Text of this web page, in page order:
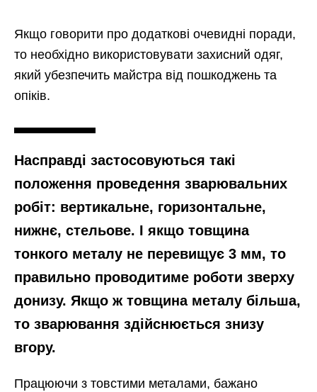
Якщо говорити про додаткові очевидні поради,
то необхідно використовувати захисний одяг,
який убезпечить майстра від пошкоджень та
опіків.
Насправді застосовуються такі
положення проведення зварювальних
робіт: вертикальне, горизонтальне,
нижнє, стельове. І якщо товщина
тонкого металу не перевищує 3 мм, то
правильно проводитиме роботи зверху
донизу. Якщо ж товщина металу більша,
то зварювання здійснюється знизу
вгору.
Працюючи з товстими металами, бажано